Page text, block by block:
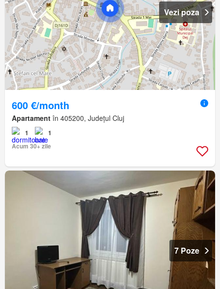
Vezi poza
600 €/month
Apartament în 405200, Județul Cluj
1
1
Acum 30+ zile
7 Poze